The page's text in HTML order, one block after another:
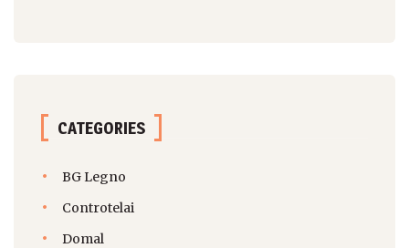
CATEGORIES
BG Legno
Controtelai
Domal